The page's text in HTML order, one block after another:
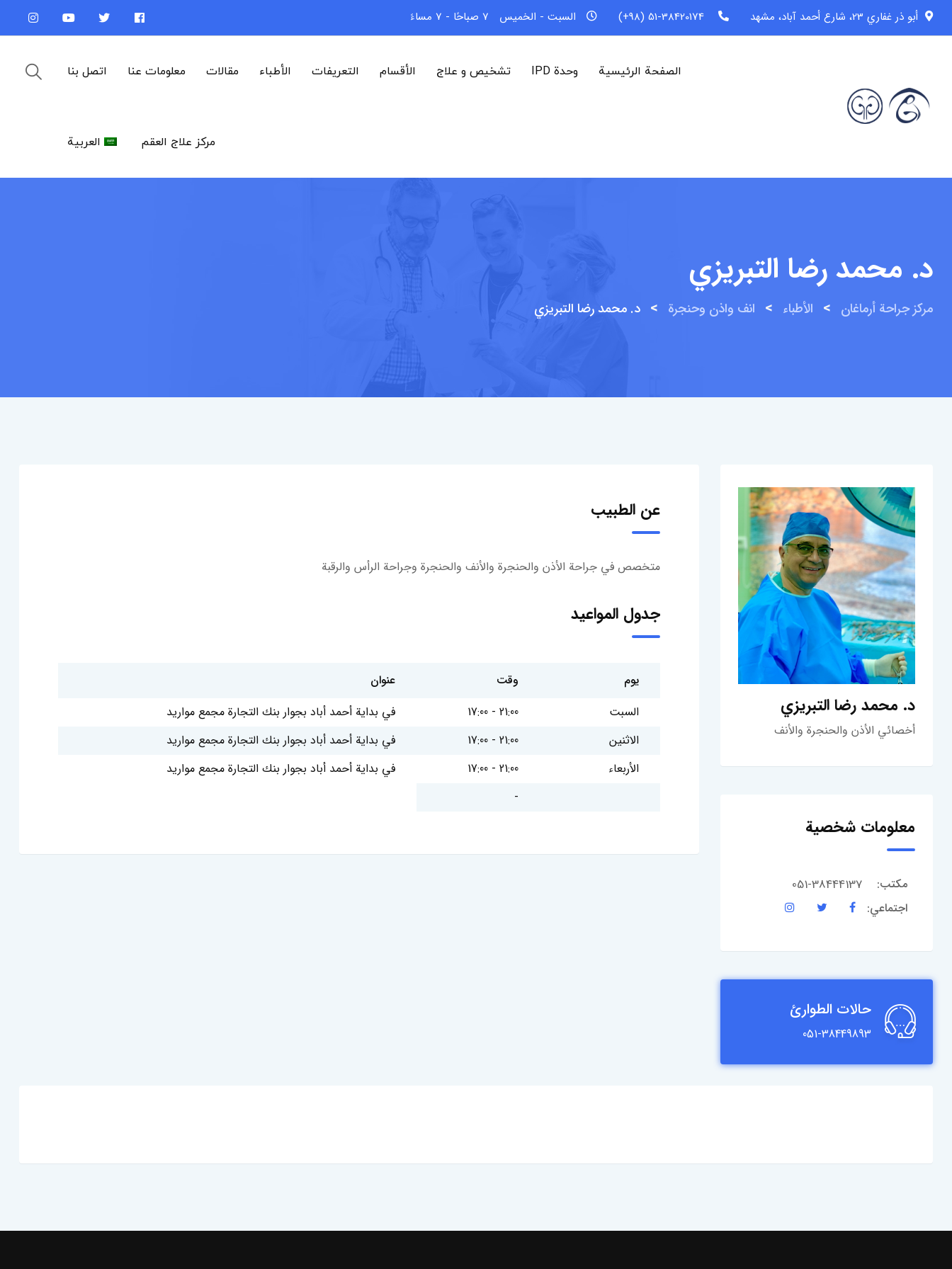
تخطى
المحتوى
أبو ذر غفاري 23، شارع أحمد آباد، مشهد 51-38420174 (98+) السبت - الخميس
الصفحة الرئيسية وحدة IPD تشخیص و علاج الأقسام التعريفات الأطباء مقالات معلومات عنا اتصل بنا
مركز علاج العقم العربية
د. محمد رضا التبريزي
مركز جراحة أرماغان > الأطباء > انف واذن وحنجرة > د. محمد رضا التبريزي
د. محمد رضا التبريزي
أخصائي الأذن والحنجرة والأنف
معلومات شخصية
مكتب: 051-38444137
اجتماعي:
حالات الطوارئ
051-38449893
عن الطبيب
متخصص في جراحة الأذن والحنجرة والأنف والحنجرة وجراحة الرأس والرقبة
جدول المواعيد
يوم وقت
عنوان
السبت
17:00 - 21:00
في بداية أحمد أباد بجوار بنك التجارة مجمع مواريد
الاثنين
17:00 - 21:00
في بداية أحمد أباد بجوار بنك التجارة مجمع مواريد
الأربعاء
17:00 - 21:00
في بداية أحمد أباد بجوار بنك التجارة مجمع مواريد
-